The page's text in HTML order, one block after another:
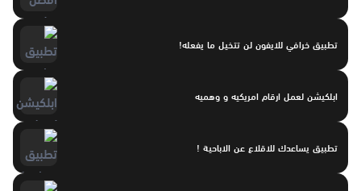
تطبيق خرافي للايفون لن تتخيل ما يفعله!
ابلكيشن لعمل ارقام امريكيه و وهميه
تطبيق يساعدك للاقلاع عن الاباحية !